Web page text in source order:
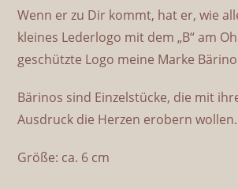
Wenn er zu Dir kommt, hat er, wie
kleines Lederlogo mit dem „B“ am
geschützte Logo meine Marke
Bärinos sind Einzelstücke, die mit
Ausdruck die Herzen erobern wollen.
Größe: ca. 6 cm